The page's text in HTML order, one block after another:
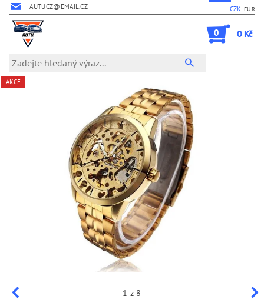
AUTUCZ@EMAIL.CZ CZK EUR
0 0 Kč
AKCE
1 z 8